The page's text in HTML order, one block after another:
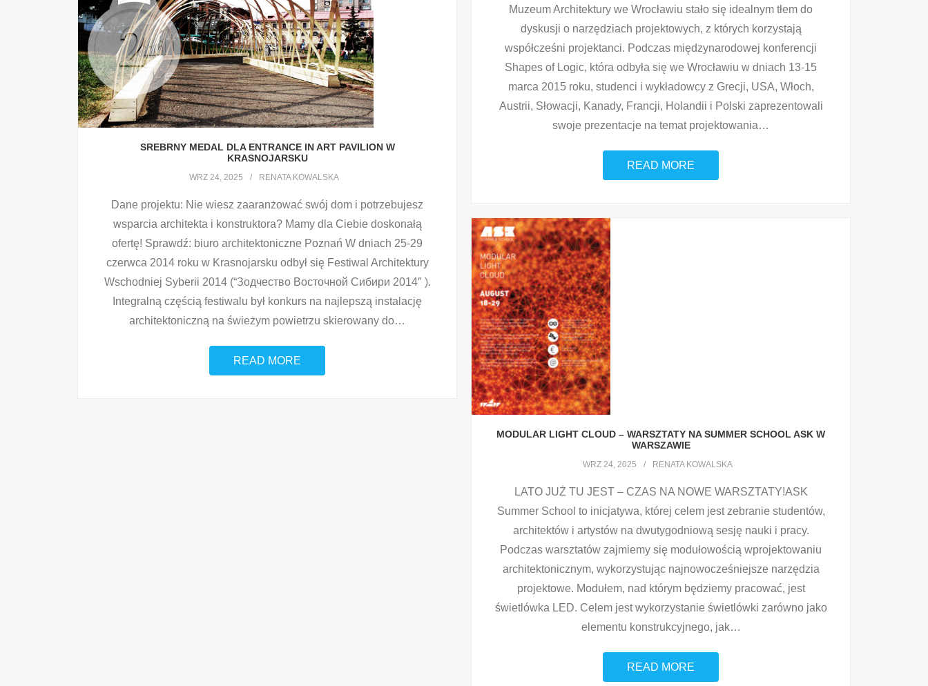
Muzeum Architektury we Wrocławiu stało się idealnym tłem do
dyskusji o narzędziach projektowych, z których korzystają
współcześni projektanci. Podczas międzynarodowej konferencji
Shapes of Logic, która odbyła się we Wrocławiu w dniach 13-15
marca 2015 roku, studenci i wykładowcy z Grecji, USA, Włoch,
Austrii, Słowacji, Kanady, Francji, Holandii i Polski zaprezentowali
swoje prezentacje na temat projektowania…
READ MORE
SREBRNY MEDAL DLA ENTRANCE IN ART PAVILION W
KRASNOJARSKU
WRZ 24, 2025 RENATA KOWALSKA
Dane projektu: Nie wiesz zaaranżować swój dom i potrzebujesz
wsparcia architekta i konstruktora? Mamy dla Ciebie doskonałą
ofertę! Sprawdź: biuro architektoniczne Poznań W dniach 25-29
czerwca 2014 roku w Krasnojarsku odbył się Festiwal Architektury
Wschodniej Syberii 2014 (“Зодчество Восточной Сибири 2014″ ).
Integralną częścią festiwalu był konkurs na najlepszą instalację
architektoniczną na świeżym powietrzu skierowany do…
READ MORE
MODULAR LIGHT CLOUD – WARSZTATY NA SUMMER SCHOOL ASK W
WARSZAWIE
WRZ 24, 2025 RENATA KOWALSKA
LATO JUŻ TU JEST – CZAS NA NOWE WARSZTATY!ASK
Summer School to inicjatywa, której celem jest zebranie studentów,
architektów i artystów na dwutygodniową sesję nauki i pracy.
Podczas warsztatów zajmiemy się modułowością wprojektowaniu
architektonicznym, wykorzystując najnowocześniejsze narzędzia
projektowe. Modułem, nad którym będziemy pracować, jest
świetlówka LED. Celem jest wykorzystanie świetlówki zarówno jako
elementu konstrukcyjnego, jak…
READ MORE